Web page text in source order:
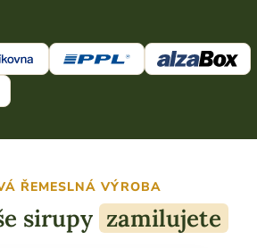
ŘEMESLNÁ VÝROBA
sirupy zamilujete